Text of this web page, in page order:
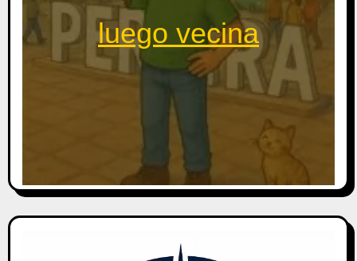
luego vecina